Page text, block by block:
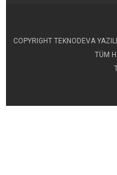
COPYRIGHT TEKNODEVA
TÜM